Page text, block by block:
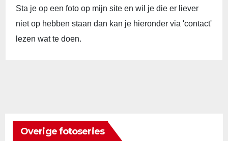
Sta je op een foto op mijn site en wil je die er liever
niet op hebben staan dan kan je hieronder via 'contact'
lezen wat te doen.
Overige fotoseries